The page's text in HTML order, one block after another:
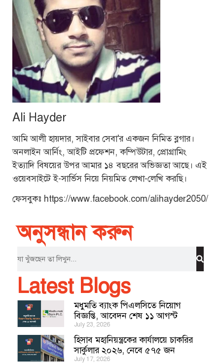
Ali Hayder
আমি আলী হায়দার, সাইবার সেবা'র একজন নিমিত ব্লগার।
অনলাইন আর্নিং, আইটি প্রফেশন, কম্পিউটার, প্রোগ্রামিং
ইত্যাদি বিষয়ের উপর আমার ১৪ বছরের অভিজ্ঞতা আছে। এই
ওয়েবসাইটে ই-সার্ভিস নিয়ে নিয়মিত লেখা-লেখি করছি।
ফেসবুকঃ https://www.facebook.com/alihayder2050/
অনুসন্ধান করুন
Latest Blogs
মধুমতি ব্যাংক পিএলসিতে নিয়োগ
বিজ্ঞপ্তি, আবেদন শেষ ১১ আগস্ট
July 23, 2026
হিসাব মহানিয়ন্ত্রকের কার্যালয়ে চাকরির
সার্কুলার ২০২৬, নেবে ৫৭৫ জন
July 17, 2026